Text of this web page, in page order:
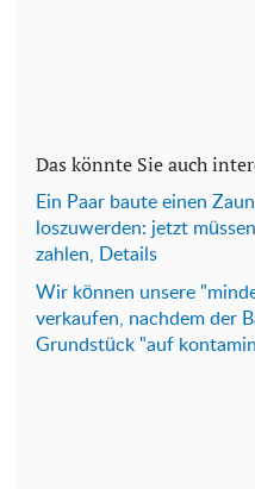
Das könnte Sie auch
Ein Paar baute einen
loszuwerden: jetzt
zahlen, Details
Wir können unsere
verkaufen, nachdem der
Grundstück "auf